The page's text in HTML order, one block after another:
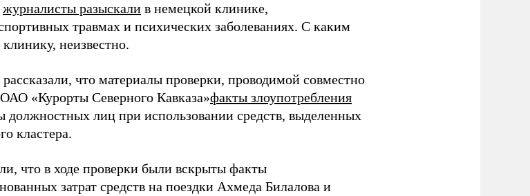
журналисты разыскали в немецкой клинике,
травмах и психических заболеваниях. С каким
неизвестно.
что материалы проверки, проводимой совместно
«Курорты Северного Кавказа»факты злоупотребления
должностных лиц при использовании средств, выделенных
кластера.
что в ходе проверки были вскрыты факты
затрат средств на поездки Ахмеда Билалова и